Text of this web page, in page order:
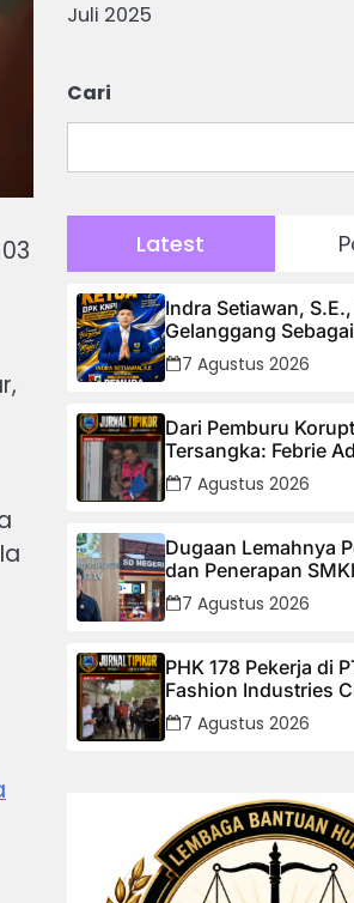
Juli 2025
Cari
Latest
Indra Setiawan,
Gelanggang
DPK KNPI
7 Agustus 2026
Dari Pemburu
Tersangka: Febrie
Tiba di Kejagung
Map Biru dan
7 Agustus 2026
Dugaan Lemahnya
dan Penerapan
Manggis, Ketua
Tidak Akan Segan
7 Agustus 2026
PHK 178 Pekerja di
Fashion Industries
Dipertanyakan:
Rugi, Laporan
7 Agustus 2026